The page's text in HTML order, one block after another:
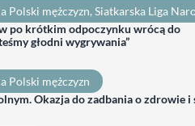
Polski mężczyzn, Siatkarska Liga
po krótkim odpoczynku wrócą do
głodni wygrywania”
Polski mężczyzn
Okazja do zadbania o zdrowie i